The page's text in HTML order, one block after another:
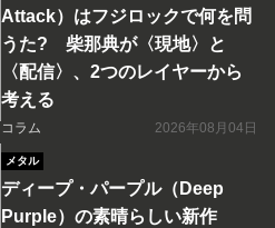
Attack）はフジロックで何を問
うた? 柴那典が〈現地〉と
〈配信〉、2つのレイヤーから
考える
コラム 2026年08月04日
メタル
ディープ・パープル（Deep
Purple）の素晴らしい新作